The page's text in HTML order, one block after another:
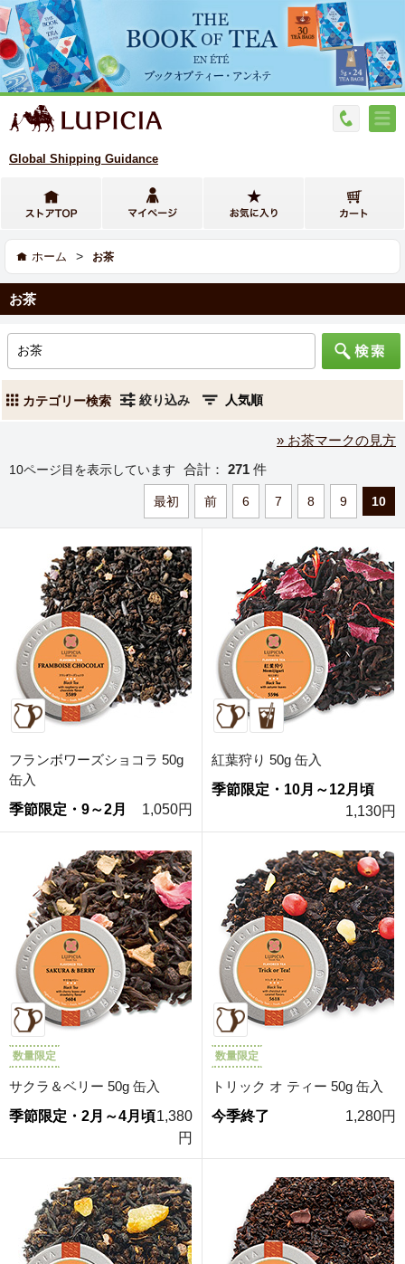
Global Shipping Guidance
ホーム > お茶
お茶
カテゴリー検索 絞り込み
» お茶マークの見方
10ページ目を表示しています 合計： 271 件
最初 前 6 7 8 9 10
フランボワーズショコラ 50g
缶入
季節限定・9～2月
1,050円
紅葉狩り 50g 缶入
季節限定・10月～12月頃
1,130円
数量限定
サクラ＆ベリー 50g 缶入
季節限定・2月～4月頃1,380
円
数量限定
トリック オ ティー 50g 缶入
今季終了
1,280円